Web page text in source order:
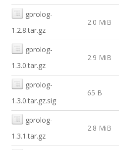
gprolog-
1.2.8.tar.gz
2.0 MiB
gprolog-
1.3.0.tar.gz
2.9 MiB
gprolog-
1.3.0.tar.gz.sig
65 B
gprolog-
1.3.1.tar.gz
2.8 MiB